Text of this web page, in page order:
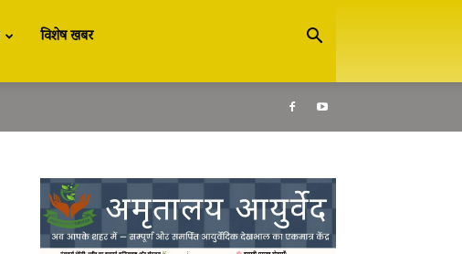
विशेष खबर